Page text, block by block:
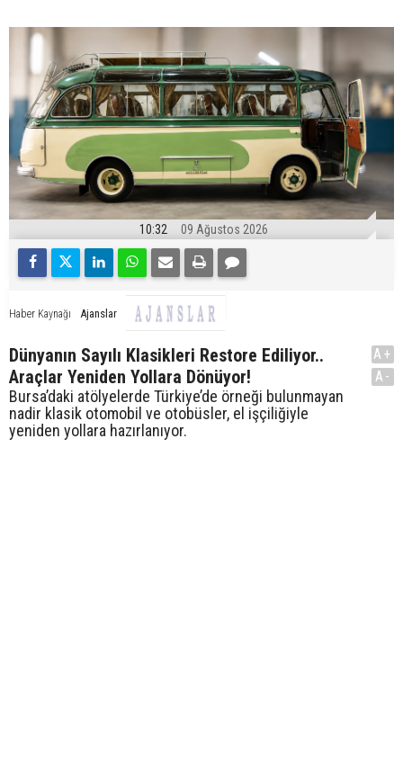
10:32 09 Ağustos 2026
Haber Kaynağı Ajanslar
Dünyanın Sayılı Klasikleri Restore Ediliyor..
Araçlar Yeniden Yollara Dönüyor!
Bursa’daki atölyelerde Türkiye’de örneği bulunmayan
nadir klasik otomobil ve otobüsler, el işçiliğiyle
yeniden yollara hazırlanıyor.
A+
A-